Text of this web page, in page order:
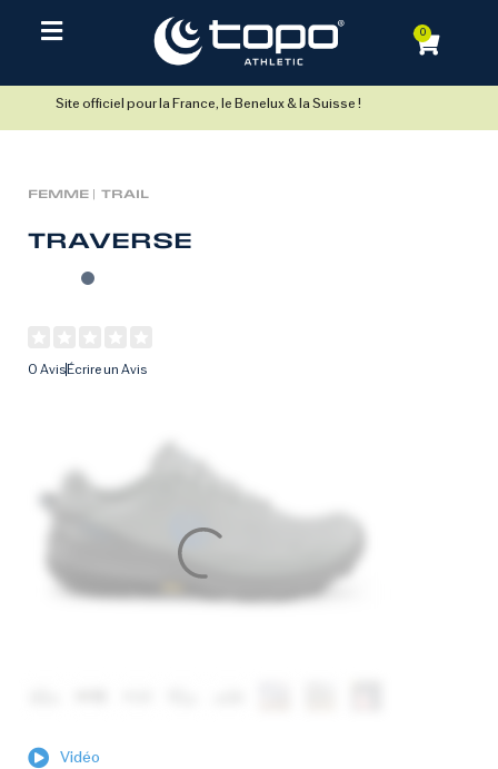
0
Site officiel pour la France, le Benelux & la Suisse !
FEMME | TRAIL
TRAVERSE
0 AvisÉcrire un Avis
Vidéo